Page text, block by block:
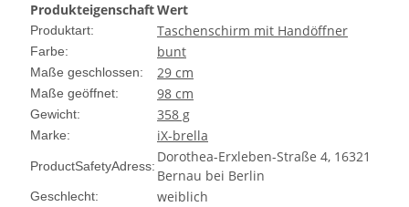
ProdukteigenschaftWert
Produktart: Taschenschirm mit Handöffner
Farbe: bunt
Maße geschlossen: 29 cm
Maße geöffnet: 98 cm
Gewicht: 358 g
Marke: iX-brella
ProductSafetyAdress:
Dorothea-Erxleben-Straße 4, 16321
Bernau bei Berlin
Geschlecht: weiblich